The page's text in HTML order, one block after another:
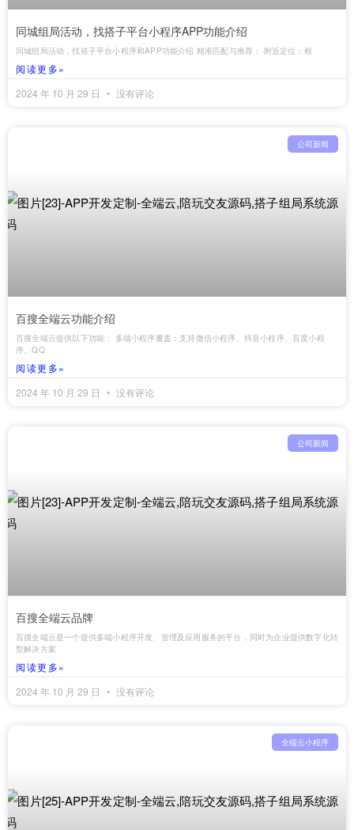
‌同城组局活动，找搭子平台小程序APP功能介绍
‌同城组局活动，找搭子平台小程序和APP功能介绍‌ ‌精准匹配与推荐‌： ‌附近定位‌：根
阅读更多»
2024 年 10 月 29 日
没有评论
公司新闻
百搜全端云功能介绍
百搜全端云提供以下功能： ‌多端小程序覆盖‌：支持微信小程序、抖音小程序、百度小程
序、QQ
阅读更多»
2024 年 10 月 29 日
没有评论
公司新闻
百搜全端云品牌
百搜全端云是一个提供多端小程序开发、管理及应用服务的平台，同时为企业提供数字化转
型解决方案
阅读更多»
2024 年 10 月 29 日
没有评论
全端云小程序